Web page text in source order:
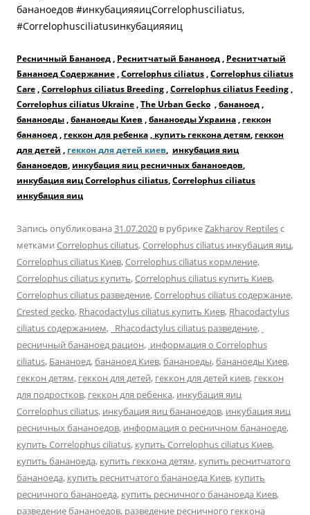
бананоедов #инкубацияяицCorrelophusciliatus,
#Correlophusciliatusинкубацияяиц
Ресничный Бананоед, Реснитчатый Бананоед, Реснитчатый
Бананоед Содержание,Correlophus ciliatus,Correlophus ciliatus
Care,Correlophus ciliatus Breeding,Correlophus ciliatus Feeding,
Correlophus ciliatus Ukraine,The Urban Gecko ,бананоед,
бананоеды,бананоеды Киев ,бананоеды Украина, геккон
бананоед, геккон для ребенка, купить геккона детям, геккон
для детей , геккон для детей киев, инкубация яиц
бананоедов, инкубация яиц ресничных бананоедов,
инкубация яиц Correlophus ciliatus,Correlophus ciliatus
инкубация яиц
Запись опубликована31.07.2020 в рубрикеZakharov Reptilesс
метками Correlophus ciliatus,Correlophus ciliatus инкубация яиц,
Correlophus ciliatus Киев,Correlophus ciliatus кормление,
Correlophus ciliatus купить,Correlophus ciliatus купить Киев,
Correlophus ciliatus разведение,Correlophus ciliatus содержание,
Crested gecko, Rhacodactylus ciliatus купить Киев, Rhacodactylus
ciliatus содержанием, Rhacodactylus ciliatus разведение,
ресничный бананоед рацион, информация о Correlophus
ciliatus, Бананоед,бананоед Киев,бананоеды,бананоеды Киев,
геккон детям, геккон для детей, геккон для детей киев, геккон
для подростков, геккон для ребенка, инкубация яиц
Correlophus ciliatus, инкубация яиц бананоедов, инкубация яиц
ресничных бананоедов, информация о ресничном бананоеде,
купить Correlophus ciliatus, купить Correlophus ciliatus Киев,
купить бананоеда, купить геккона детям, купить реснитчатого
бананоеда, купить реснитчатого бананоеда Киев, купить
ресничного бананоеда, купить ресничного бананоеда Киев,
разведение бананоедов, разведение ресничного геккона